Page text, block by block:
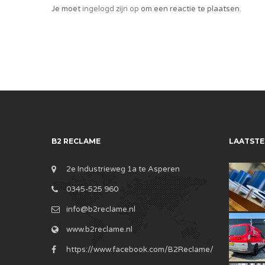
Je moetingelogd zijn op om een reactie te plaatsen.
B2 RECLAME
2e Industrieweg 1a te Asperen
0345-525 960
info@b2reclame.nl
www.b2reclame.nl
https://www.facebook.com/B2Reclame/